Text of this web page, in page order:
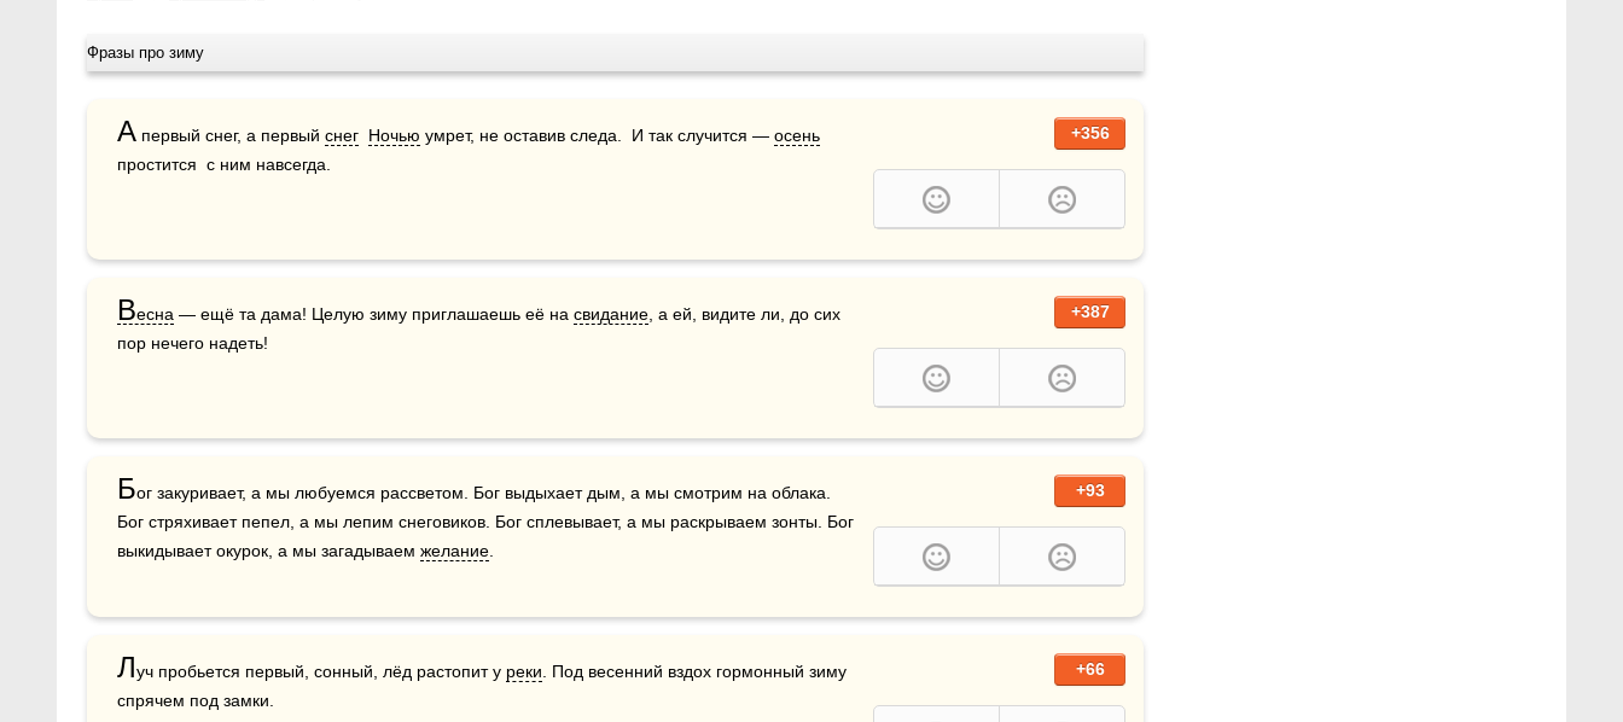
Фразы про зиму
+356
А первый снег, а первый снег Ночью умрет, не оставив следа.  И так случится — осень
простится  с ним навсегда.
+387
Весна — ещё та дама! Целую зиму приглашаешь её на свидание , а ей, видите ли, до сих
пор нечего надеть!
+93
Бог закуривает, а мы любуемся рассветом. Бог выдыхает дым, а мы смотрим на облака.
Бог стряхивает пепел, а мы лепим снеговиков. Бог сплевывает, а мы раскрываем зонты. Бог
выкидывает окурок, а мы загадываем желание
+66
Луч пробьется первый, сонный, лёд растопит у реки . Под весенний вздох гормонный зиму
спрячем под замки.